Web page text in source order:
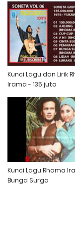
Kunci Lagu dan Lirik
Irama - 135 juta
Kunci Lagu Rhoma
Bunga Surga